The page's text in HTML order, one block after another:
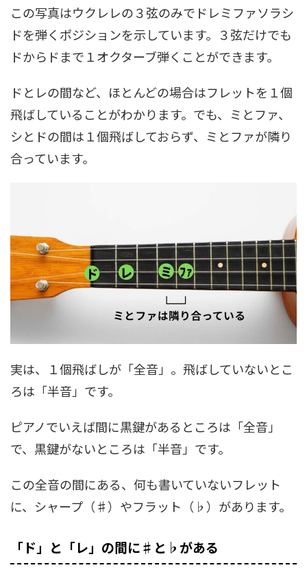
この写真はウクレレの３弦のみでドレミファソラシ
ドを弾くポジションを示しています。３弦だけでも
ドからドまで１オクターブ弾くことができます。
ドとレの間など、ほとんどの場合はフレットを１個
飛ばしていることがわかります。でも、ミとファ、
シとドの間は１個飛ばしておらず、ミとファが隣り
合っています。
実は、１個飛ばしが「全音」。飛ばしていないとこ
ろは「半音」です。
ピアノでいえば間に黒鍵があるところは「全音」
で、黒鍵がないところは「半音」です。
この全音の間にある、何も書いていないフレット
に、シャープ（♯）やフラット（♭）があります。
「ド」と「レ」の間に♯と♭がある